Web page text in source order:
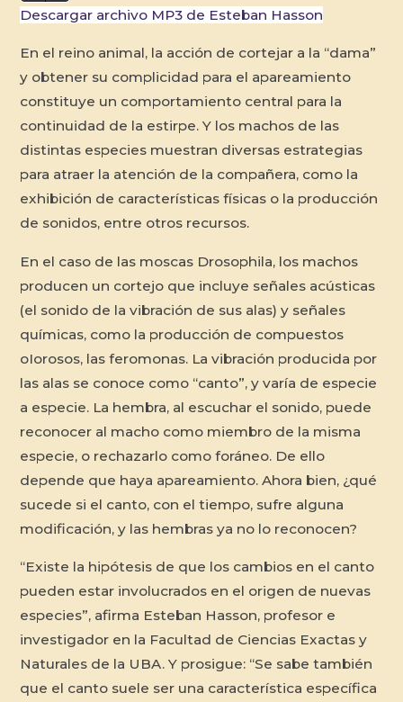
Descargar archivo MP3 de Esteban Hasson
En el reino animal, la acción de cortejar a la “dama”
y obtener su complicidad para el apareamiento
constituye un comportamiento central para la
continuidad de la estirpe. Y los machos de las
distintas especies muestran diversas estrategias
para atraer la atención de la compañera, como la
exhibición de características físicas o la producción
de sonidos, entre otros recursos.
En el caso de las moscas Drosophila, los machos
producen un cortejo que incluye señales acústicas
(el sonido de la vibración de sus alas) y señales
químicas, como la producción de compuestos
oIorosos, las feromonas. La vibración producida por
las alas se conoce como “canto”, y varía de especie
a especie. La hembra, al escuchar el sonido, puede
reconocer al macho como miembro de la misma
especie, o rechazarlo como foráneo. De ello
depende que haya apareamiento. Ahora bien, ¿qué
sucede si el canto, con el tiempo, sufre alguna
modificación, y las hembras ya no lo reconocen?
“Existe la hipótesis de que los cambios en el canto
pueden estar involucrados en el origen de nuevas
especies”, afirma Esteban Hasson, profesor e
investigador en la Facultad de Ciencias Exactas y
Naturales de la UBA. Y prosigue: “Se sabe también
que el canto suele ser una característica específica